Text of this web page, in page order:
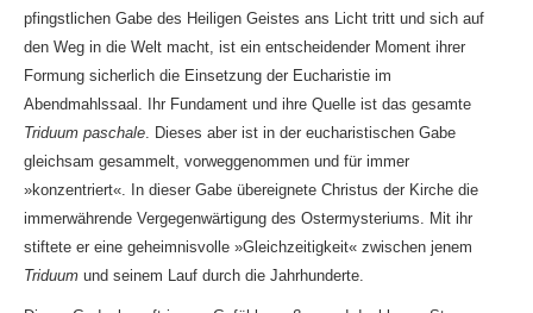
pfingstlichen Gabe des Heiligen Geistes ans Licht tritt und sich auf
den Weg in die Welt macht, ist ein entscheidender Moment ihrer
Formung sicherlich die Einsetzung der Eucharistie im
Abendmahlssaal. Ihr Fundament und ihre Quelle ist das gesamte
Triduum paschale . Dieses aber ist in der eucharistischen Gabe
gleichsam gesammelt, vorweggenommen und für immer
»konzentriert«. In dieser Gabe übereignete Christus der Kirche die
immerwährende Vergegenwärtigung des Ostermysteriums. Mit ihr
stiftete er eine geheimnisvolle »Gleichzeitigkeit« zwischen jenem
Triduum und seinem Lauf durch die Jahrhunderte.